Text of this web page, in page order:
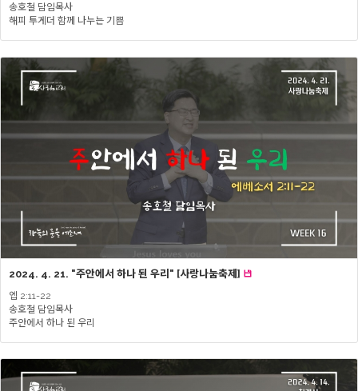
송호철 담임목사
해피 투게더 함께 나누는 기쁨
2024. 4. 21. "주안에서 하나 된 우리" [사랑나눔축제]
엡 2:11-22
송호철 담임목사
주안에서 하나 된 우리